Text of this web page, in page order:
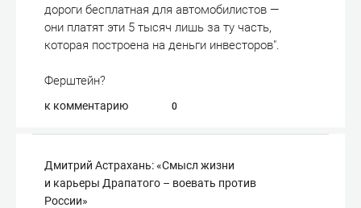
дороги бесплатная для автомобилистов —
они платят эти 5 тысяч лишь за ту часть,
которая построена на деньги инвесторов".
Ферштейн?
к комментарию 0
Дмитрий Астрахань: «Смысл жизни
и карьеры Драпатого – воевать против
России»